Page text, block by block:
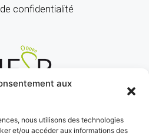
aux
nous utilisons des technologies
et/ou accéder aux informations des
confidentialité